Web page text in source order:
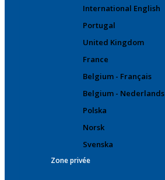
International English
Portugal
United Kingdom
France
Belgium - Français
Belgium - Nederlands
Polska
Norsk
Svenska
Zone privée